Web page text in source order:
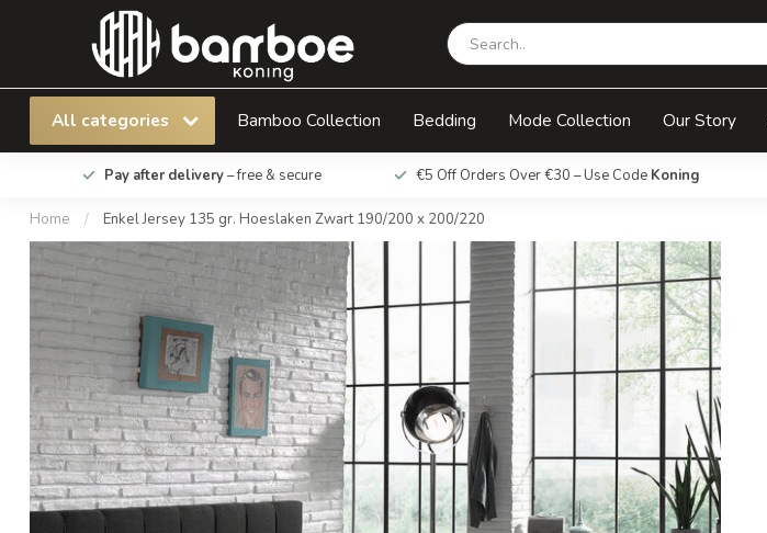
All categories Bamboo Collection Bedding Mode Collection Our Story
Pay after delivery– free & secure €5 Off Orders Over €30 – Use Code Koning
Home / Enkel Jersey 135 gr. Hoeslaken Zwart 190/200 x 200/220
Enkel Jersey 135 gr. Hoeslaken Zwart 190/200 x 200/220